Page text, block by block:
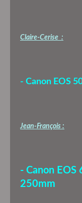
Claire-Cerise :
- Canon EOS
Jean-François :
- Canon
250mm